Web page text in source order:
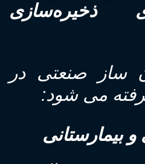
ذخیره‌سازی
ساز صنعتی در
می شود:
بیمارستانی